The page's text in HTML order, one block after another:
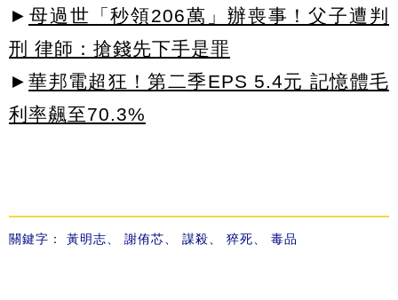
► 母過世「秒領206萬」辦喪事！父子遭判
刑 律師：搶錢先下手是罪
► 華邦電超狂！第二季EPS 5.4元 記憶體毛
利率飆至70.3%
關鍵字： 黃明志 謝侑芯 謀殺 猝死 毒品